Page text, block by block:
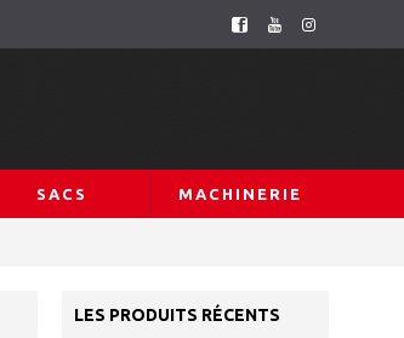
SACS MACHINERIE
LES PRODUITS RÉCENTS